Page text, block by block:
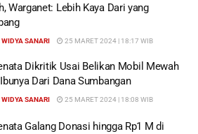
Warganet: Lebih Kaya Dari yang
WIDYA SANARI 25 MARET 2024 | 18:17 WIB
Dikritik Usai Belikan Mobil Mewah
Dari Dana Sumbangan
WIDYA SANARI 25 MARET 2024 | 18:08 WIB
Galang Donasi hingga Rp1 M di